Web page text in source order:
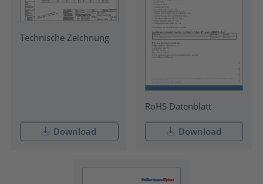
Technische Zeichnung
Download
RoHS Datenblatt
Download